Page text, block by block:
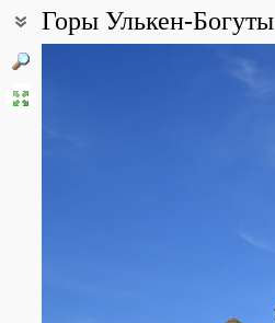
Горы Улькен-Богуты